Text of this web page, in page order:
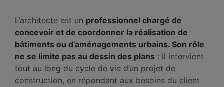
L’architecte est un professionnel chargé de
concevoir et de coordonner la réalisation de
bâtiments ou d’aménagements urbains. Son rôle
ne se limite pas au dessin des plans : il intervient
tout au long du cycle de vie d’un projet de
construction, en répondant aux besoins du client